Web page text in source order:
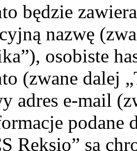
będzie
nazwę
osobiste
(zwane dalej
adres e-mail
podane
Reksio” są